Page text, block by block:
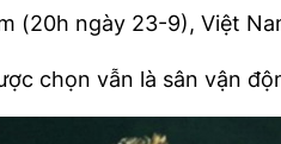
(20h ngày 23-9), Việt
chọn vẫn là sân vận